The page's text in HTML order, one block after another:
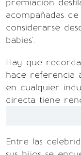
premiación
acompañadas
considerarse
babies'.
Hay que
hace referencia
en cualquier
directa tiene
Entre las